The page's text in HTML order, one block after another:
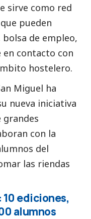
sirve como red
pueden
bolsa de empleo,
en contacto con
hostelero.
Miguel ha
nueva iniciativa
con la
del
las riendas
ediciones,
alumnos